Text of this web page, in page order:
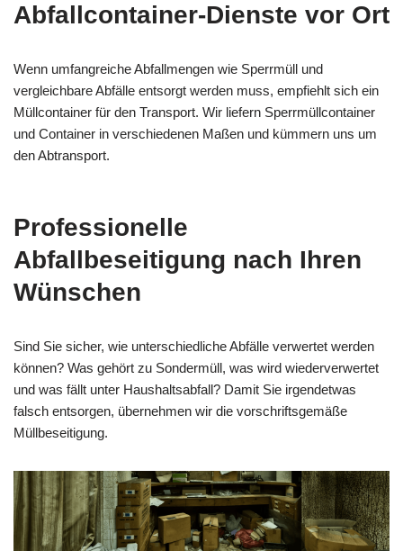
Abfallcontainer-Dienste vor Ort
Wenn umfangreiche Abfallmengen wie Sperrmüll und
vergleichbare Abfälle entsorgt werden muss, empfiehlt sich ein
Müllcontainer für den Transport. Wir liefern Sperrmüllcontainer
und Container in verschiedenen Maßen und kümmern uns um
den Abtransport.
Professionelle
Abfallbeseitigung nach Ihren
Wünschen
Sind Sie sicher, wie unterschiedliche Abfälle verwertet werden
können? Was gehört zu Sondermüll, was wird wiederverwertet
und was fällt unter Haushaltsabfall? Damit Sie irgendetwas
falsch entsorgen, übernehmen wir die vorschriftsgemäße
Müllbeseitigung.